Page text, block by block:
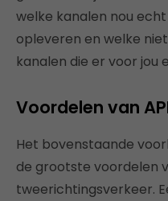
welke kanalen nou
opleveren en welke
kanalen die er voor jou
Voordelen van
Het bovenstaande
de grootste voordelen
tweerichtingsverkeer.